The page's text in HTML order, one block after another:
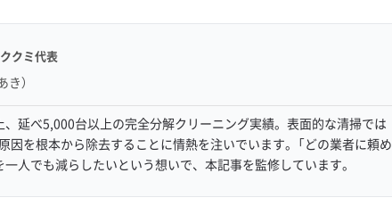
クミ代表
き）
延べ5,000台以上の完全分解クリーニング実績。表面的な清掃では
因を根本から除去することに情熱を注いでいます。「どの業者に頼め
人でも減らしたいという想いで、本記事を監修しています。